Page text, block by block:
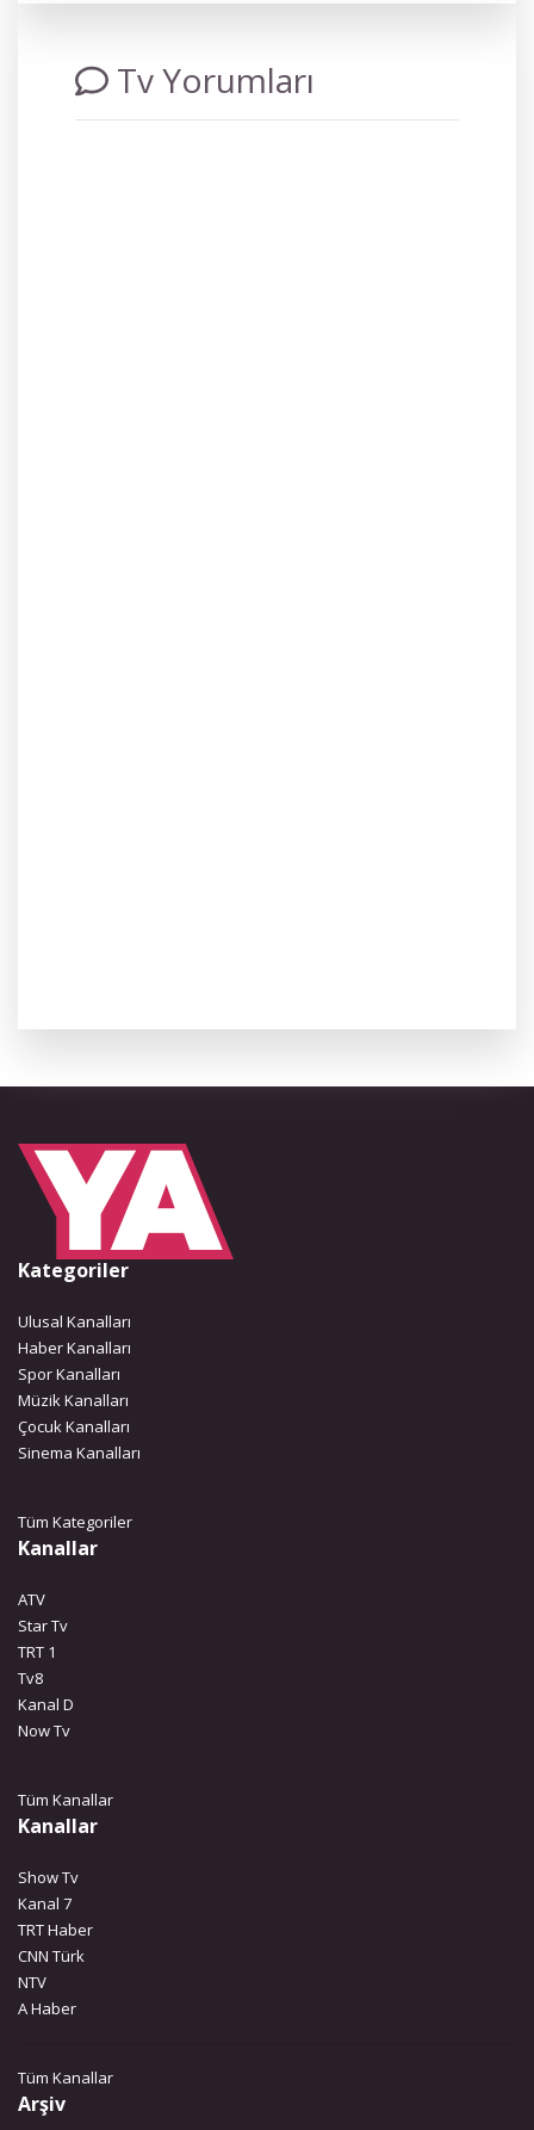
Tv Yorumları
Kategoriler
Ulusal Kanalları
Haber Kanalları
Spor Kanalları
Müzik Kanalları
Çocuk Kanalları
Sinema Kanalları
Tüm Kategoriler
Kanallar
ATV
Star Tv
TRT 1
Tv8
Kanal D
Now Tv
Tüm Kanallar
Kanallar
Show Tv
Kanal 7
TRT Haber
CNN Türk
NTV
A Haber
Tüm Kanallar
Arşiv